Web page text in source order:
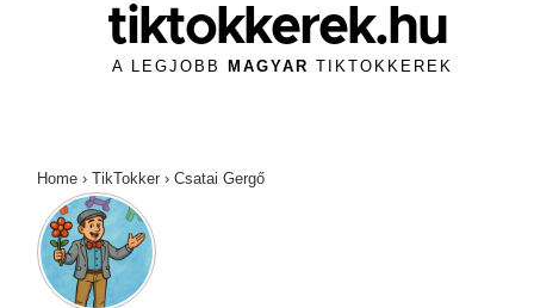
tiktokkerek.hu
A LEGJOBB MAGYAR TIKTOKKEREK
Home › TikTokker › Csatai Gergő